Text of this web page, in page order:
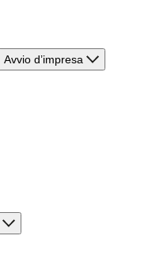
Avvio d’impresa